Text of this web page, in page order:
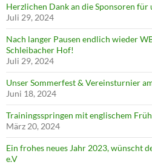
Herzlichen Dank an die Sponsoren für
Juli 29, 2024
Nach langer Pausen endlich wieder
Schleibacher Hof!
Juli 29, 2024
Unser Sommerfest & Vereinsturnier
Juni 18, 2024
Trainingsspringen mit englischem
März 20, 2024
Ein frohes neues Jahr 2023, wünscht
e.V